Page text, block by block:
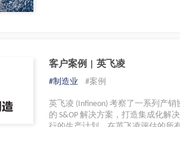
客户案例 | 英飞凌
#制造业 #案例
英飞凌 (Infineon) 考察了一系列产销
的 S&OP 解决方案，打造集成化解
行的生产计划。在英飞凌评估的所